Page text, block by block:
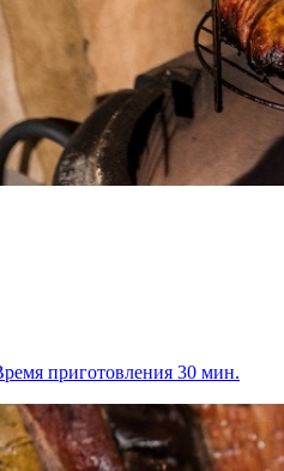
приготовления 30 мин.